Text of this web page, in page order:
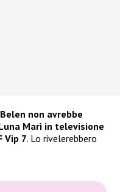
Belen non avrebbe
Marì in televisione
Vip 7. Lo rivelerebbero